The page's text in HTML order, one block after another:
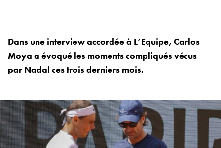
Dans une interview accordée à L’Equipe, Carlos
Moya a évoqué les moments compliqués vécus
par Nadal ces trois derniers mois.